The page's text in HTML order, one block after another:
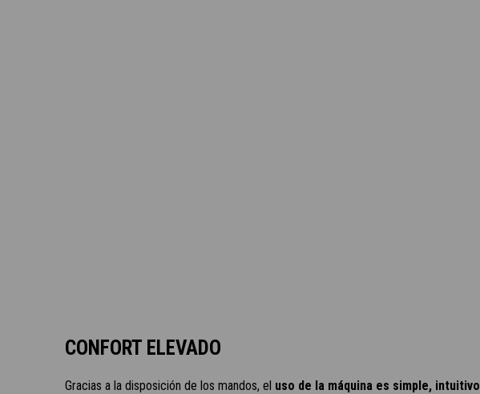
CONFORT ELEVADO
Gracias a la disposición de los mandos, el uso de la máquina es simple, intuitivo